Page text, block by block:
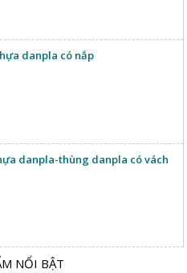
danpla có nắp
danpla-thùng danpla có vách
NỔI BẬT